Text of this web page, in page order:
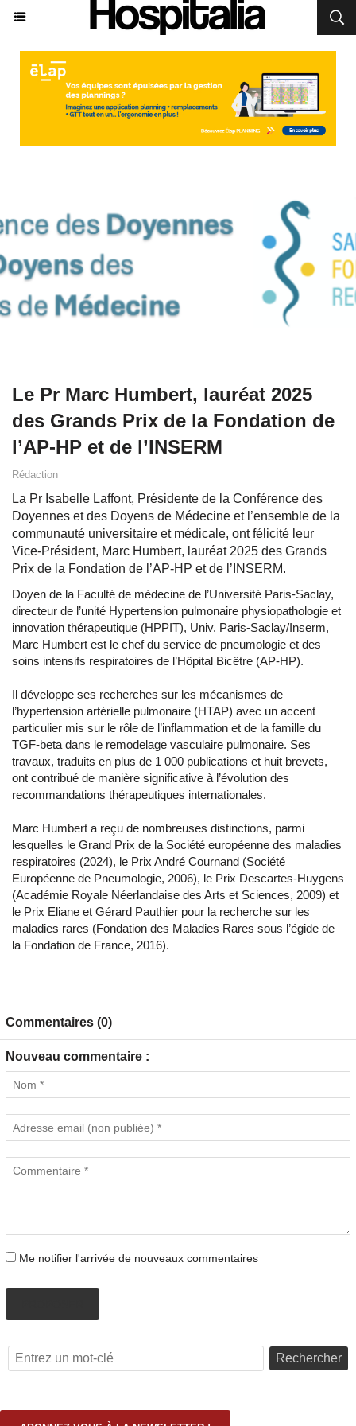
Le Pr Marc Humbert, lauréat 2025
des Grands Prix de la Fondation de
l’AP-HP et de l’INSERM
Rédaction
La Pr Isabelle Laffont, Présidente de la Conférence des
Doyennes et des Doyens de Médecine et l’ensemble de la
communauté universitaire et médicale, ont félicité leur
Vice-Président, Marc Humbert, lauréat 2025 des Grands
Prix de la Fondation de l’AP-HP et de l’INSERM.
Doyen de la Faculté de médecine de l’Université Paris-Saclay,
directeur de l’unité Hypertension pulmonaire physiopathologie et
innovation thérapeutique (HPPIT), Univ. Paris-Saclay/Inserm,
Marc Humbert est le chef du service de pneumologie et des
soins intensifs respiratoires de l’Hôpital Bicêtre (AP-HP).
Il développe ses recherches sur les mécanismes de
l’hypertension artérielle pulmonaire (HTAP) avec un accent
particulier mis sur le rôle de l’inflammation et de la famille du
TGF-beta dans le remodelage vasculaire pulmonaire. Ses
travaux, traduits en plus de 1 000 publications et huit brevets,
ont contribué de manière significative à l’évolution des
recommandations thérapeutiques internationales.
Marc Humbert a reçu de nombreuses distinctions, parmi
lesquelles le Grand Prix de la Société européenne des maladies
respiratoires (2024), le Prix André Cournand (Société
Européenne de Pneumologie, 2006), le Prix Descartes-Huygens
(Académie Royale Néerlandaise des Arts et Sciences, 2009) et
le Prix Eliane et Gérard Pauthier pour la recherche sur les
maladies rares (Fondation des Maladies Rares sous l’égide de
la Fondation de France, 2016).
Commentaires (0)
Nouveau commentaire :
Me notifier l'arrivée de nouveaux commentaires
Rechercher